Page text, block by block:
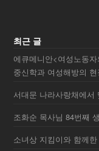
최근 글
에큐메니안<여성노동
중신학과 여성해방의
서대문 나라사랑채에서
조화순 목사님 84번째
소녀상 지킴이와 함께